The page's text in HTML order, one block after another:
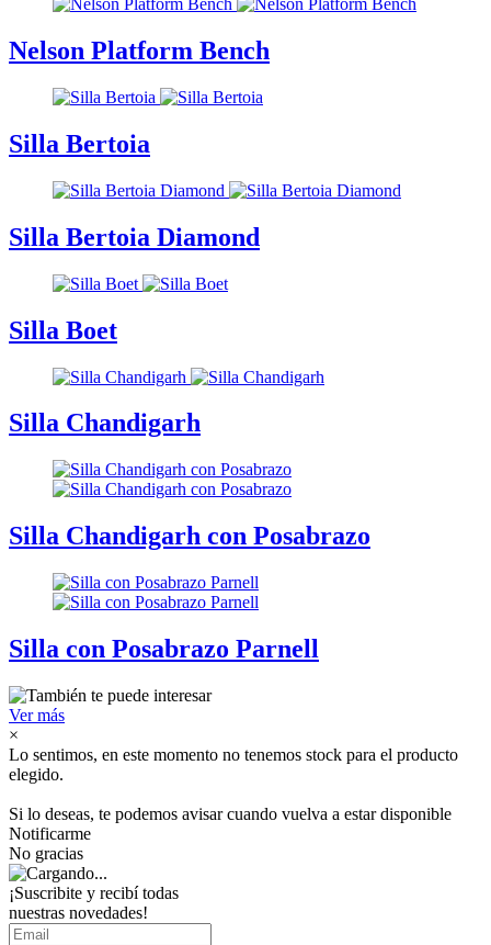
Nelson Platform Bench
Silla Bertoia
Silla Bertoia Diamond
Silla Boet
Silla Chandigarh
Silla Chandigarh con Posabrazo
Silla con Posabrazo Parnell
Ver más
×
Lo sentimos, en este momento no tenemos stock para el producto
elegido.
Si lo deseas, te podemos avisar cuando vuelva a estar disponible
Notificarme
No gracias
¡Suscribite y recibí todas
nuestras novedades!